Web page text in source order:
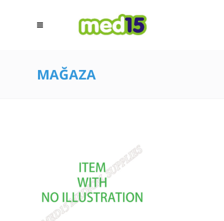
MAĞAZA